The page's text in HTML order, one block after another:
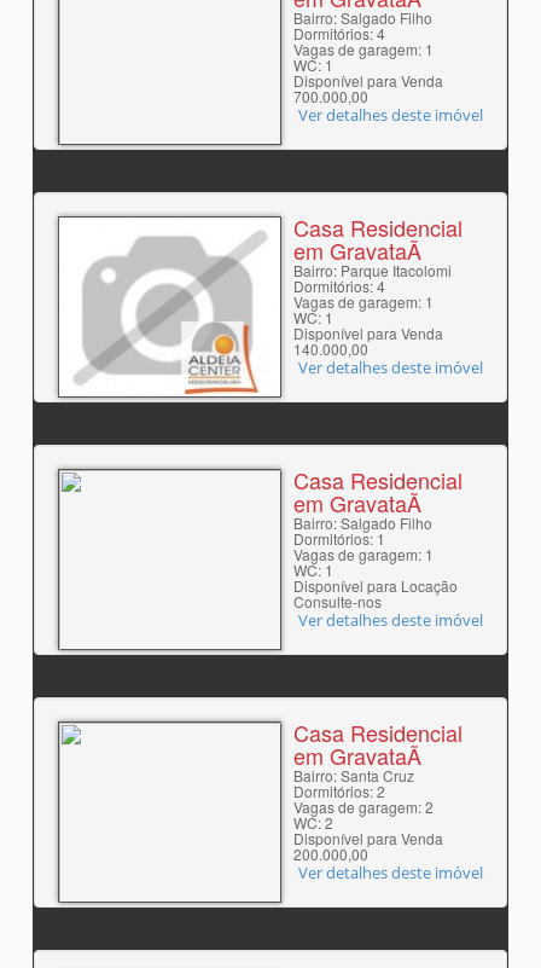
Bairro: Salgado Filho
Dormitórios: 4
Vagas de garagem: 1
WC: 1
Disponível para Venda
700.000,00
Ver detalhes deste imóvel
Casa Residencial
em GravataÃ­
Bairro: Parque Itacolomi
Dormitórios: 4
Vagas de garagem: 1
WC: 1
Disponível para Venda
140.000,00
Ver detalhes deste imóvel
Casa Residencial
em GravataÃ­
Bairro: Salgado Filho
Dormitórios: 1
Vagas de garagem: 1
WC: 1
Disponível para Locação
Consulte-nos
Ver detalhes deste imóvel
Casa Residencial
em GravataÃ­
Bairro: Santa Cruz
Dormitórios: 2
Vagas de garagem: 2
WC: 2
Disponível para Venda
200.000,00
Ver detalhes deste imóvel